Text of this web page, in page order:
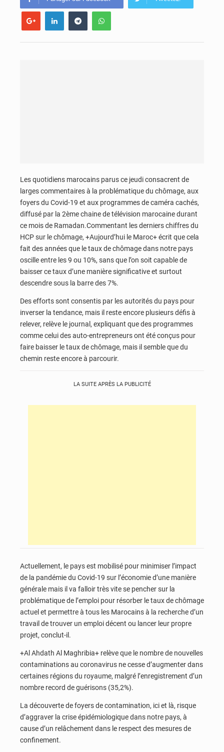
Les quotidiens marocains parus ce jeudi consacrent de
larges commentaires à la problématique du chômage, aux
foyers du Covid-19 et aux programmes de caméra cachés,
diffusé par la 2ème chaine de télévision marocaine durant
ce mois de Ramadan.Commentant les derniers chiffres du
HCP sur le chômage, +Aujourd’hui le Maroc+ écrit que cela
fait des années que le taux de chômage dans notre pays
oscille entre les 9 ou 10%, sans que l’on soit capable de
baisser ce taux d’une manière significative et surtout
descendre sous la barre des 7%.
Des efforts sont consentis par les autorités du pays pour
inverser la tendance, mais il reste encore plusieurs défis à
relever, relève le journal, expliquant que des programmes
comme celui des auto-entrepreneurs ont été conçus pour
faire baisser le taux de chômage, mais il semble que du
chemin reste encore à parcourir.
LA SUITE APRÈS LA PUBLICITÉ
Actuellement, le pays est mobilisé pour minimiser l’impact
de la pandémie du Covid-19 sur l’économie d’une manière
générale mais il va falloir très vite se pencher sur la
problématique de l’emploi pour résorber le taux de chômage
actuel et permettre à tous les Marocains à la recherche d’un
travail de trouver un emploi décent ou lancer leur propre
projet, conclut-il.
+Al Ahdath Al Maghribia+ relève que le nombre de nouvelles
contaminations au coronavirus ne cesse d’augmenter dans
certaines régions du royaume, malgré l’enregistrement d’un
nombre record de guérisons (35,2%).
La découverte de foyers de contamination, ici et là, risque
d’aggraver la crise épidémiologique dans notre pays, à
cause d’un relâchement dans le respect des mesures de
confinement.